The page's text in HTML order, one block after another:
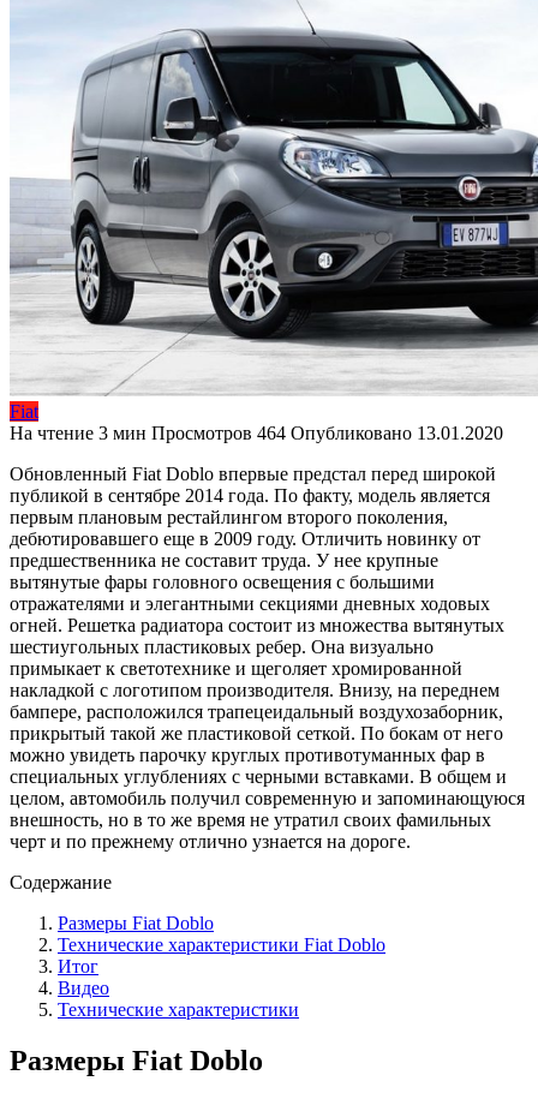
Fiat
На чтение 3 мин Просмотров 464 Опубликовано 13.01.2020
Обновленный Fiat Doblo впервые предстал перед широкой
публикой в сентябре 2014 года. По факту, модель является
первым плановым рестайлингом второго поколения,
дебютировавшего еще в 2009 году. Отличить новинку от
предшественника не составит труда. У нее крупные
вытянутые фары головного освещения с большими
отражателями и элегантными секциями дневных ходовых
огней. Решетка радиатора состоит из множества вытянутых
шестиугольных пластиковых ребер. Она визуально
примыкает к светотехнике и щеголяет хромированной
накладкой с логотипом производителя. Внизу, на переднем
бампере, расположился трапецеидальный воздухозаборник,
прикрытый такой же пластиковой сеткой. По бокам от него
можно увидеть парочку круглых противотуманных фар в
специальных углублениях с черными вставками. В общем и
целом, автомобиль получил современную и запоминающуюся
внешность, но в то же время не утратил своих фамильных
черт и по прежнему отлично узнается на дороге.
Содержание
Размеры Fiat Doblo
Технические характеристики Fiat Doblo
Итог
Видео
Технические характеристики
Размеры Fiat Doblo